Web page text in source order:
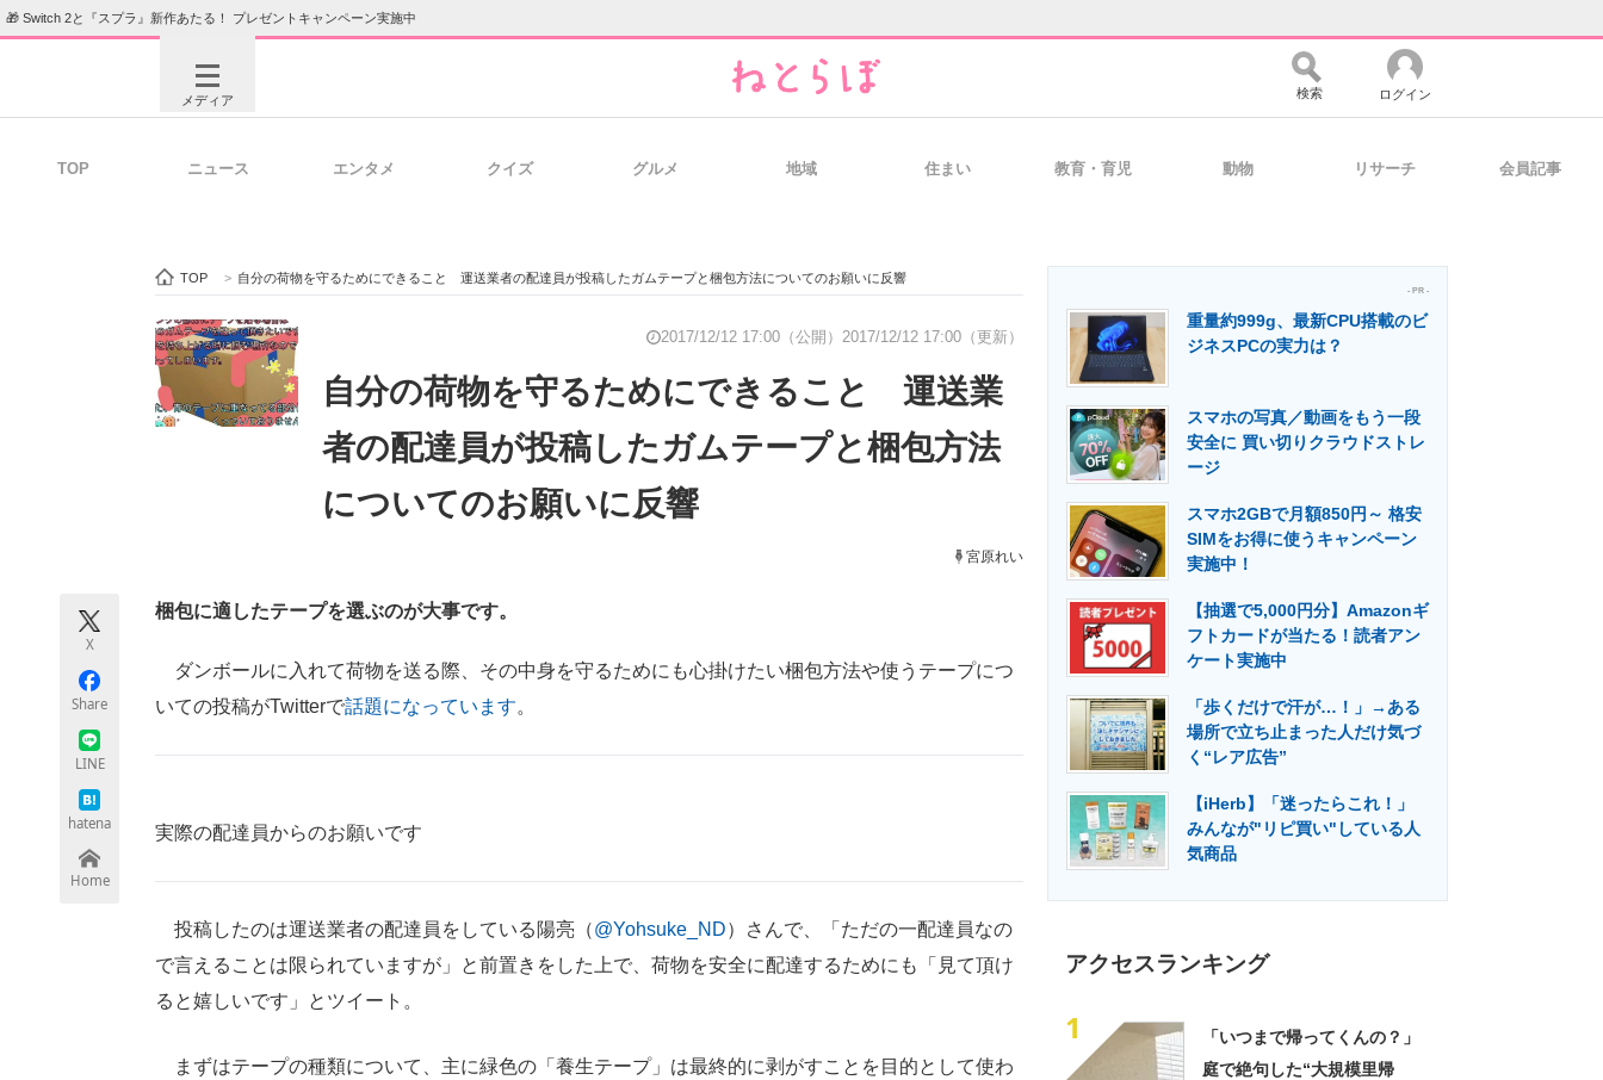
🎁 Switch 2と『スプラ』新作あたる！ プレゼントキャンペーン実施中
メディア
ビジネスと働き方のヒント 経営リーダーのコミュニティ マーケ×ITの今がよく分かる
ITエンジニア向け専門サイト 企業向けIT製品の総合サイト IT製品の技術・比較・事例 製造業のIT導入・活用を支援
エネルギーの専門メディア 建設×テクノロジーの最前線
ちょっと気になるネットの話題
検索 ログイン
TOP ニュース エンタメ クイズ グルメ 地域 住まい 教育・育児 動物 リサーチ 会員記事
TOP > 自分の荷物を守るためにできること 運送業者の配達員が投稿したガムテープと梱包方法についてのお願いに反響
2017/12/12 17:00（公開） 2017/12/12 17:00（更新）
自分の荷物を守るためにできること 運送業
者の配達員が投稿したガムテープと梱包方法
についてのお願いに反響
宮原れい
X
Share
LINE
hatena
Home
梱包に適したテープを選ぶのが大事です。
ダンボールに入れて荷物を送る際、その中身を守るためにも心掛けたい梱包方法や使うテープにつ
いての投稿がTwitterで話題になっています。
実際の配達員からのお願いです
投稿したのは運送業者の配達員をしている陽亮（@Yohsuke_ND）さんで、「ただの一配達員なの
で言えることは限られていますが」と前置きをした上で、荷物を安全に配達するためにも「見て頂け
ると嬉しいです」とツイート。
まずはテープの種類について、主に緑色の「養生テープ」は最終的に剥がすことを目的として使わ
- PR -
重量約999g、最新CPU搭載のビ
ジネスPCの実力は？
スマホの写真／動画をもう一段
安全に 買い切りクラウドストレ
ージ
スマホ2GBで月額850円～ 格安
SIMをお得に使うキャンペーン
実施中！
【抽選で5,000円分】Amazonギ
フトカードが当たる！読者アン
ケート実施中
「歩くだけで汗が…！」→ある
場所で立ち止まった人だけ気づ
く“レア広告”
【iHerb】「迷ったらこれ！」
みんなが"リピ買い"している人
気商品
アクセスランキング
1
「いつまで帰ってくんの？」
庭で絶句した“大規模里帰